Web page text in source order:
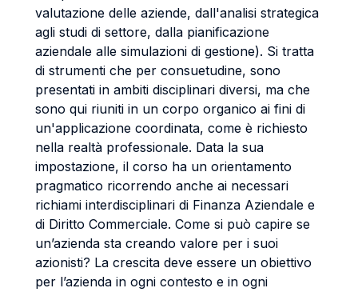
valutazione delle aziende, dall'analisi strategica
agli studi di settore, dalla pianificazione
aziendale alle simulazioni di gestione). Si tratta
di strumenti che per consuetudine, sono
presentati in ambiti disciplinari diversi, ma che
sono qui riuniti in un corpo organico ai fini di
un'applicazione coordinata, come è richiesto
nella realtà professionale. Data la sua
impostazione, il corso ha un orientamento
pragmatico ricorrendo anche ai necessari
richiami interdisciplinari di Finanza Aziendale e
di Diritto Commerciale. Come si può capire se
un’azienda sta creando valore per i suoi
azionisti? La crescita deve essere un obiettivo
per l’azienda in ogni contesto e in ogni